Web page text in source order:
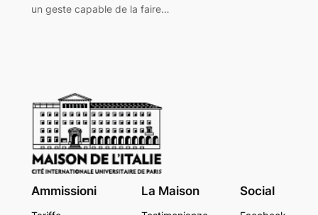
un geste capable de la faire…
Ammissioni La Maison Social